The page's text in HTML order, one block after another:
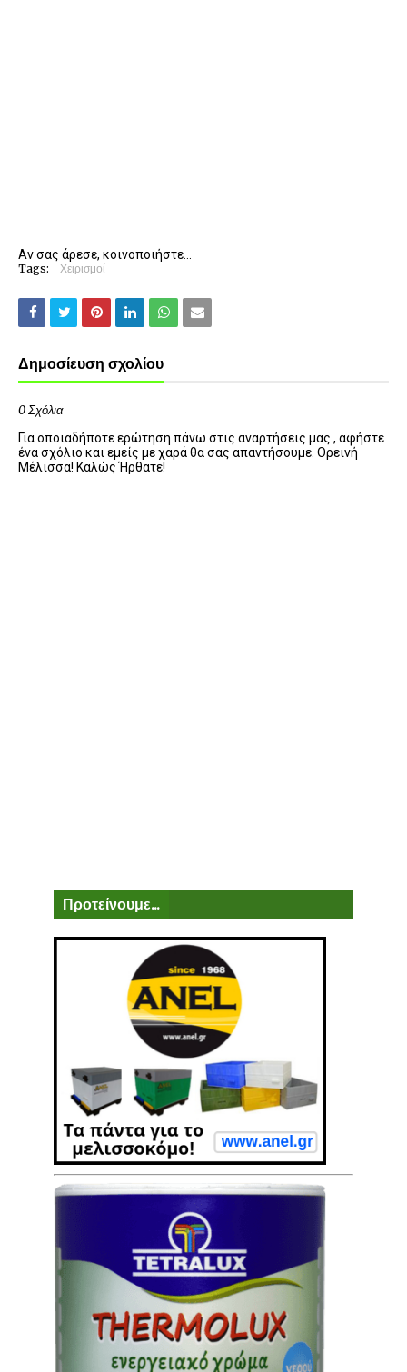
Αν σας άρεσε, κοινοποιήστε...
Tags: Χειρισμοί
Δημοσίευση σχολίου
0 Σχόλια
Για οποιαδήποτε ερώτηση πάνω στις αναρτήσεις μας , αφήστε
ένα σχόλιο και εμείς με χαρά θα σας απαντήσουμε. Ορεινή
Μέλισσα! Καλώς Ήρθατε!
Προτείνουμε...